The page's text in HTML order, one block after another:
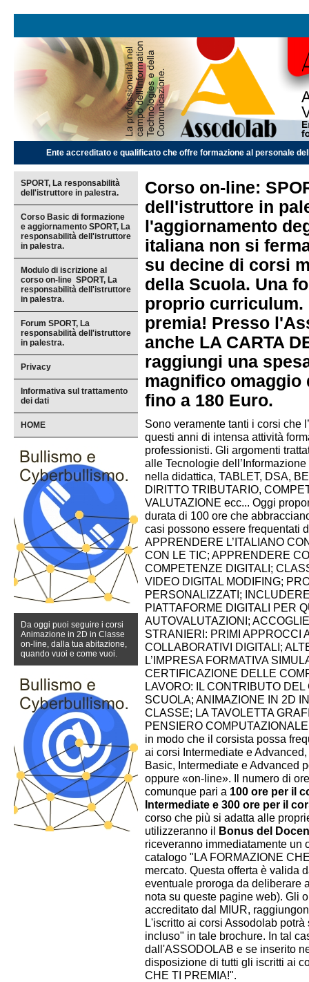
Ente accreditato e qualificato che offre formazione al personale
SPORT, La responsabilità
dell'istruttore in palestra.
Corso Basic di formazione
e aggiornamento SPORT, La
responsabilità dell'istruttore
in palestra.
Modulo di iscrizione al
corso on-line SPORT, La
responsabilità dell'istruttore
in palestra.
Forum SPORT, La
responsabilità dell'istruttore
in palestra.
Privacy
Informativa sul trattamento
dei dati
HOME
Da oggi puoi seguire i corsi
Animazione in 2D in Classe
on-line, dalla tua abitazione,
quando vuoi e come vuoi.
Corso on-line:
dell'istruttore in
l'aggiornamento
italiana non si
su decine di corsi
della Scuola. Una
proprio curriculum.
premia! Presso
anche LA CARTA
raggiungi una
magnifico omaggio
fino a 180 Euro.
Sono veramente tanti i corsi che
questi anni di intensa attività
professionisti. Gli argomenti
alle Tecnologie
nella didattica, TABLET, DSA,
DIRITTO TRIBUTARIO,
VALUTAZIONE ecc... Oggi
durata di 100 ore che
casi possono essere frequentati
APPRENDERE L’ITALIANO
CON LE TIC; APPRENDERE
COMPETENZE DIGITALI;
VIDEO DIGITAL MODIFING;
PERSONALIZZATI;
PIATTAFORME DIGITALI PER
AUTOVALUTAZIONI;
STRANIERI: PRIMI APPROCCI
COLLABORATIVI DIGITALI;
L’IMPRESA FORMATIVA
CERTIFICAZIONE DELLE
LAVORO: IL CONTRIBUTO
SCUOLA; ANIMAZIONE IN 2D
CLASSE; LA TAVOLETTA
PENSIERO
in modo che il corsista possa
ai corsi Intermediate e
Basic, Intermediate e Advanced
oppure «on-line». Il numero di
comunque pari a 100 ore per il
Intermediate e 300 ore per il
corso che più si adatta alle
utilizzeranno il Bonus del
riceveranno immediatamente un
catalogo "LA FORMAZIONE
mercato. Questa offerta è valida
eventuale proroga da deliberare
nota su queste pagine web). Gli
accreditato dal MIUR,
L'iscritto ai corsi Assodolab
incluso" in tale brochure. In tal
dall'ASSODOLAB e se inserito
disposizione di tutti gli iscritti ai
CHE TI PREMIA!".